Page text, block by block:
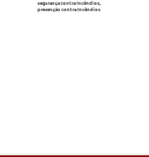
segurança contra incêndios,
prevenção contra Incêndios